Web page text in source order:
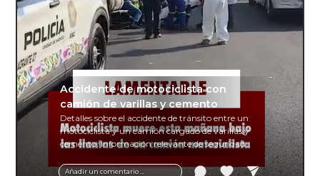
Añadir un comentario ...
Accidente de motociclista con
camión de varillas y cemento
Detalles sobre el accidente de tránsito entre un
motociclista y un camión cargado de varillas y
cemento. Información relevante de seguridad
vial y recomendaciones para motociclistas.